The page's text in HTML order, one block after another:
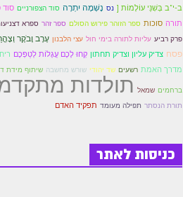
ב-י"ב בְּשִׁנֵּי עוֹלָמוֹת [ נס נָשְׁמָה יִתְרָה סוד הצפורניים
תורה סוכות ספר הזוהר פירוש הסולם ספר זהר ספרא
פרק רביע עליות לתורה בימי חול עצי הלבנון עֶרֶב וָבֹקֶר
פסח צדיק עליון וצדיק תחתון קְחוּ לָכֶם עֲגָלוֹת לְטַפְּכֶם
מדרך האמת רשעים שד יהודי שורש מחשבה שיתוף מידת
ברחמים שמאל תולדות
תורת הנסתר תפילה מעומד תפקיד האדם
כניסות לאתר